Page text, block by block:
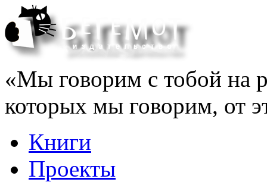
«Мы говорим с тобой на
которых мы говорим, от
Книги
Проекты